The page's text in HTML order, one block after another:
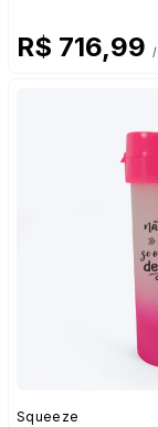
R$ 716,99 /
Squeeze